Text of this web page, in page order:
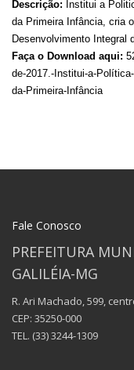
Descrição: Institui a
da Primeira Infância, cria
Desenvolvimento Integral
Faça o Download aqui:
de-2017.-Institui-a-
da-Primeira-Infância
Fale Conosco
PREFEITURA
GALILÉIA-MG
R. Ari Machado, 599,
CEP: 35250-000
TEL. (33) 3244-1309